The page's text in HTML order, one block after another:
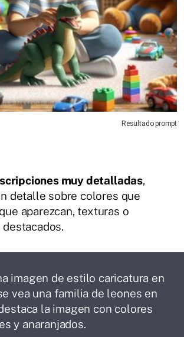
Resultado prompt
muy detalladas,
detalle sobre colores que
aparezcan, texturas o
imagen de estilo caricatura en
vea una familia de leones en
la imagen con colores
y anaranjados.